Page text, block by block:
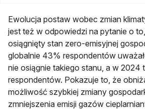
Ewolucja postaw wobec zmian
jest też w odpowiedzi na pytanie o
osiągnięty stan zero-emisyjnej
globalnie 43% respondentów
nie osiągnie takiego stanu, a w 2024
respondentów. Pokazuje to, że
możliwość szybkiej zmiany
zmniejszenia emisji gazów